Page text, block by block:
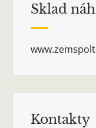
Sklad
Kontakty